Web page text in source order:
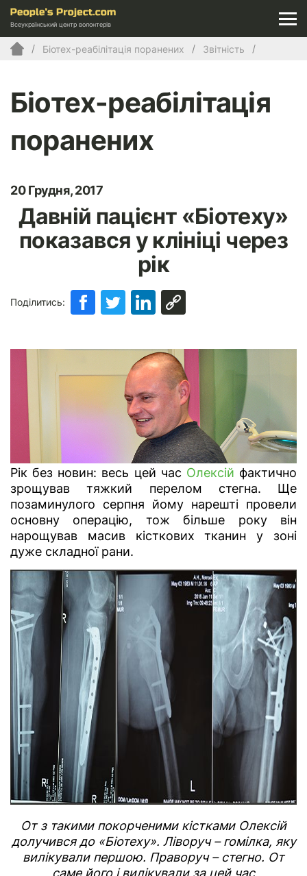
Всеукраїнський центр волонтерів
Біотех-реабілітація поранених Звітність
Біотех-реабілітація
поранених
20 Грудня, 2017
Давній пацієнт «Біотеху»
показався у клініці через
рік
Поділитись:
Рік без новин: весь цей час Олексій фактично
зрощував тяжкий перелом стегна. Ще
позаминулого серпня йому нарешті провели
основну операцію, тож більше року він
нарощував масив кісткових тканин у зоні
дуже складної рани.
От з такими покорченими кістками Олексій
долучився до «Біотеху». Ліворуч – гомілка, яку
вилікували першою. Праворуч – стегно. От